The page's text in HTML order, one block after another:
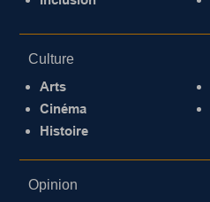
Culture
Arts
Cinéma
Histoire
Opinion